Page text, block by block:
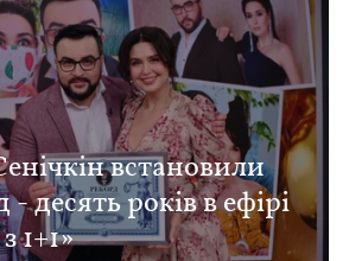
встановили
- десять років в ефірі
1+1»